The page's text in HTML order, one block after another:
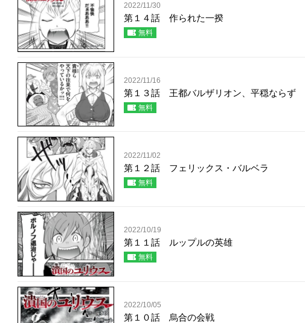
2022/11/30
第１４話 作られた一揆
無料
2022/11/16
第１３話 王都バルザリオン、平穏ならず
無料
2022/11/02
第１２話 フェリックス・バルベラ
無料
2022/10/19
第１１話 ルップルの英雄
無料
2022/10/05
第１０話 烏合の会戦